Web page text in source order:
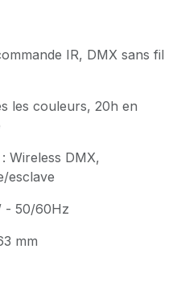
IR, DMX sans fil
les couleurs, 20h en
Wireless DMX,
esclave
- 50/60Hz
mm